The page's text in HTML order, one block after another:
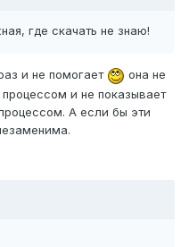
где скачать не знаю!
и не помогает
она не
и не показывает
А если бы эти